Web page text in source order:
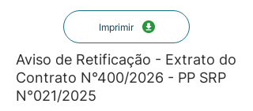
Imprimir
Aviso de Retificação - Extrato do
Contrato N°400/2026 - PP SRP
N°021/2025